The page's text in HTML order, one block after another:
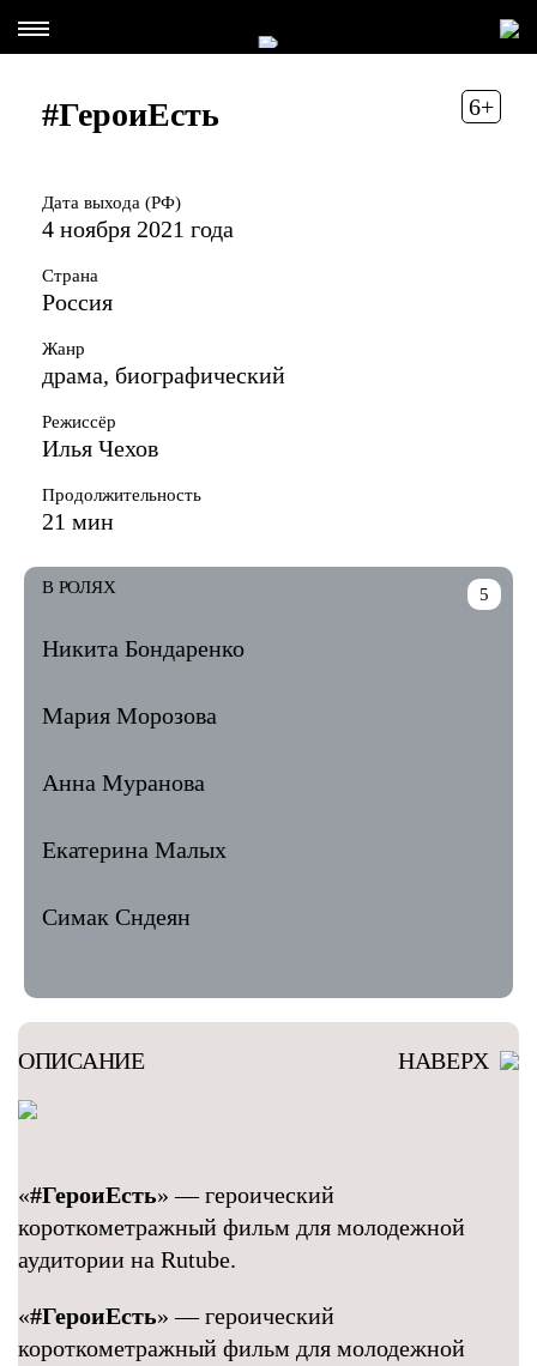
6+
#ГероиЕсть
Дата выхода (РФ)
4 ноября 2021 года
Страна
Россия
Жанр
драма, биографический
Режиссёр
Илья Чехов
Продолжительность
21 мин
5
В РОЛЯХ
Никита Бондаренко
Мария Морозова
Анна Муранова
Екатерина Малых
Симак Сндеян
ОПИСАНИЕ НАВЕРХ
«#ГероиЕсть» — героический
короткометражный фильм для молодежной
аудитории на Rutube.
«#ГероиЕсть» — героический
короткометражный фильм для молодежной